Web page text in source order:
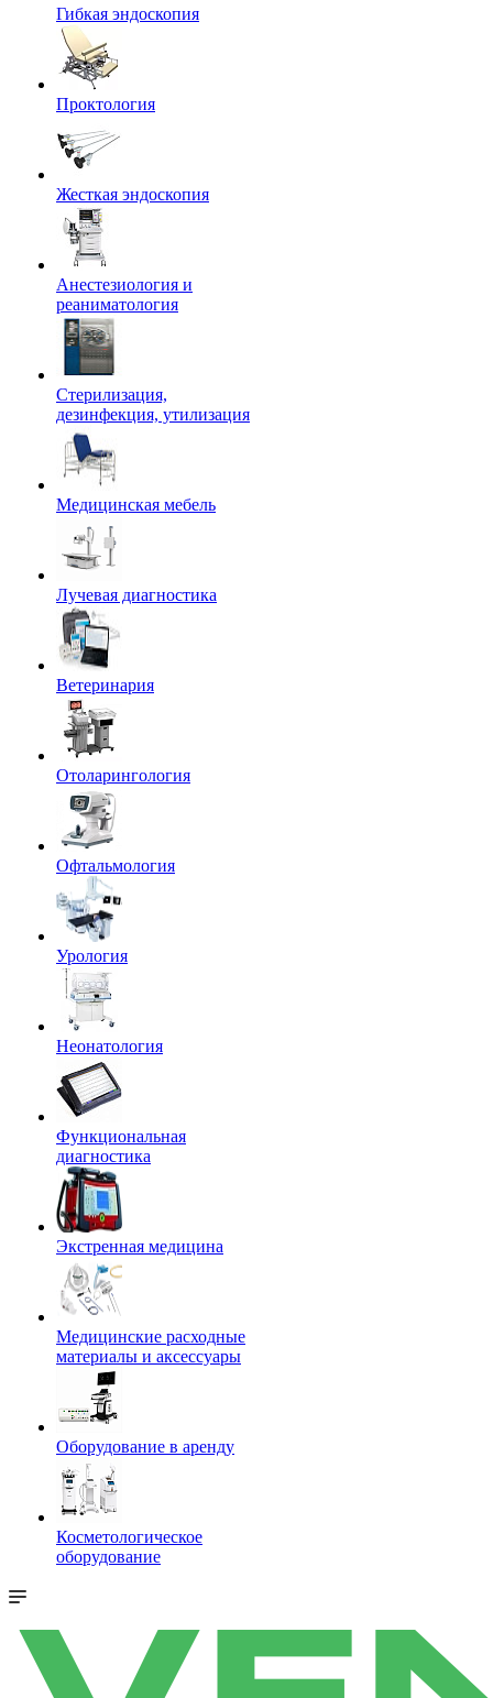
Гибкая эндоскопия
Проктология
Жесткая эндоскопия
Анестезиология и
реаниматология
Стерилизация,
дезинфекция, утилизация
Медицинская мебель
Лучевая диагностика
Ветеринария
Отоларингология
Офтальмология
Урология
Неонатология
Функциональная
диагностика
Экстренная медицина
Медицинские расходные
материалы и аксессуары
Оборудование в аренду
Косметологическое
оборудование